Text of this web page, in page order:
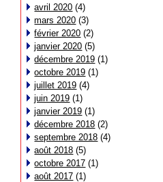
avril 2020 (4)
mars 2020 (3)
février 2020 (2)
janvier 2020 (5)
décembre 2019 (1)
octobre 2019 (1)
juillet 2019 (4)
juin 2019 (1)
janvier 2019 (1)
décembre 2018 (2)
septembre 2018 (4)
août 2018 (5)
octobre 2017 (1)
août 2017 (1)